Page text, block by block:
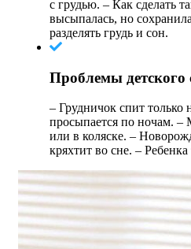
с грудью. – Как сделать
высыпалась, но
разделять грудь и сон.
Проблемы детского
– Грудничок спит только
просыпается по ночам.
или в коляске. –
кряхтит во сне. –